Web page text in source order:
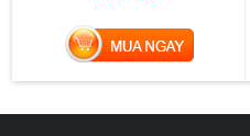
MUA NGAY